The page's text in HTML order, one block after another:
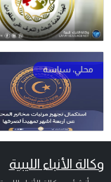
وكالة الأنباء الليبية